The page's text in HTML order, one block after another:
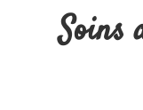
Soins